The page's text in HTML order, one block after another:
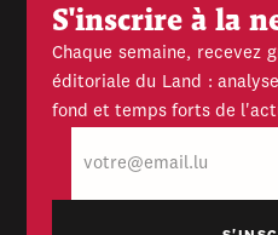
S'inscrire à la
Chaque semaine, recevez
éditoriale du Land :
fond et temps forts de
mail